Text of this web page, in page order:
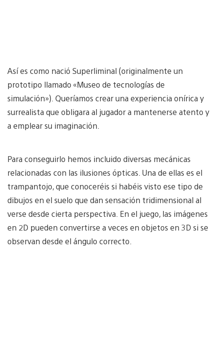
Así es como nació Superliminal (originalmente un
prototipo llamado «Museo de tecnologías de
simulación»). Queríamos crear una experiencia onírica y
surrealista que obligara al jugador a mantenerse atento y
a emplear su imaginación.
Para conseguirlo hemos incluido diversas mecánicas
relacionadas con las ilusiones ópticas. Una de ellas es el
trampantojo, que conoceréis si habéis visto ese tipo de
dibujos en el suelo que dan sensación tridimensional al
verse desde cierta perspectiva. En el juego, las imágenes
en 2D pueden convertirse a veces en objetos en 3D si se
observan desde el ángulo correcto.